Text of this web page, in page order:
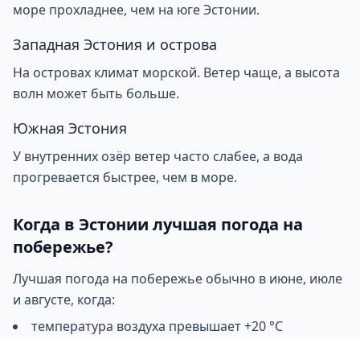
море прохладнее, чем на юге Эстонии.
Западная Эстония и острова
На островах климат морской. Ветер чаще, а высота
волн может быть больше.
Южная Эстония
У внутренних озёр ветер часто слабее, а вода
прогревается быстрее, чем в море.
Когда в Эстонии лучшая погода на
побережье?
Лучшая погода на побережье обычно в июне, июле
и августе, когда:
температура воздуха превышает +20 °C